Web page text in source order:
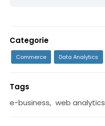
Categorie
Commerce Data Analytics
Tags
e-business, web analytics